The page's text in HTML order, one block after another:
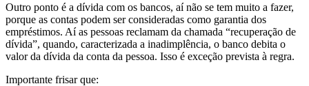
Outro ponto é a dívida com os bancos, aí não se tem muito a fazer,
porque as contas podem ser consideradas como garantia dos
empréstimos. Aí as pessoas reclamam da chamada “recuperação de
dívida”, quando, caracterizada a inadimplência, o banco debita o
valor da dívida da conta da pessoa. Isso é exceção prevista à regra.
Importante frisar que: